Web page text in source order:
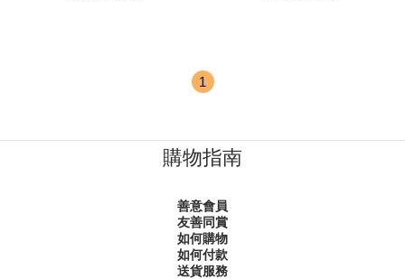
1
購物指南
善意會員
友善同賞
如何購物
如何付款
送貨服務